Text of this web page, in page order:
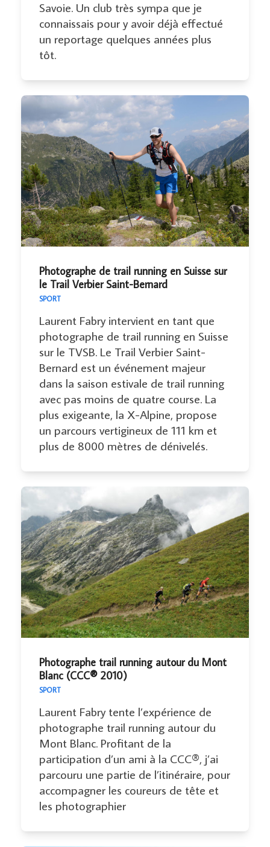
Savoie. Un club très sympa que je
connaissais pour y avoir déjà effectué
un reportage quelques années plus
tôt.
Photographe de trail running en Suisse sur
le Trail Verbier Saint-Bernard
SPORT
Laurent Fabry intervient en tant que
photographe de trail running en Suisse
sur le TVSB. Le Trail Verbier Saint-
Bernard est un événement majeur
dans la saison estivale de trail running
avec pas moins de quatre course. La
plus exigeante, la X-Alpine, propose
un parcours vertigineux de 111 km et
plus de 8000 mètres de dénivelés.
Photographe trail running autour du Mont
Blanc (CCC® 2010)
SPORT
Laurent Fabry tente l’expérience de
photographe trail running autour du
Mont Blanc. Profitant de la
participation d’un ami à la CCC®, j’ai
parcouru une partie de l’itinéraire, pour
accompagner les coureurs de tête et
les photographier